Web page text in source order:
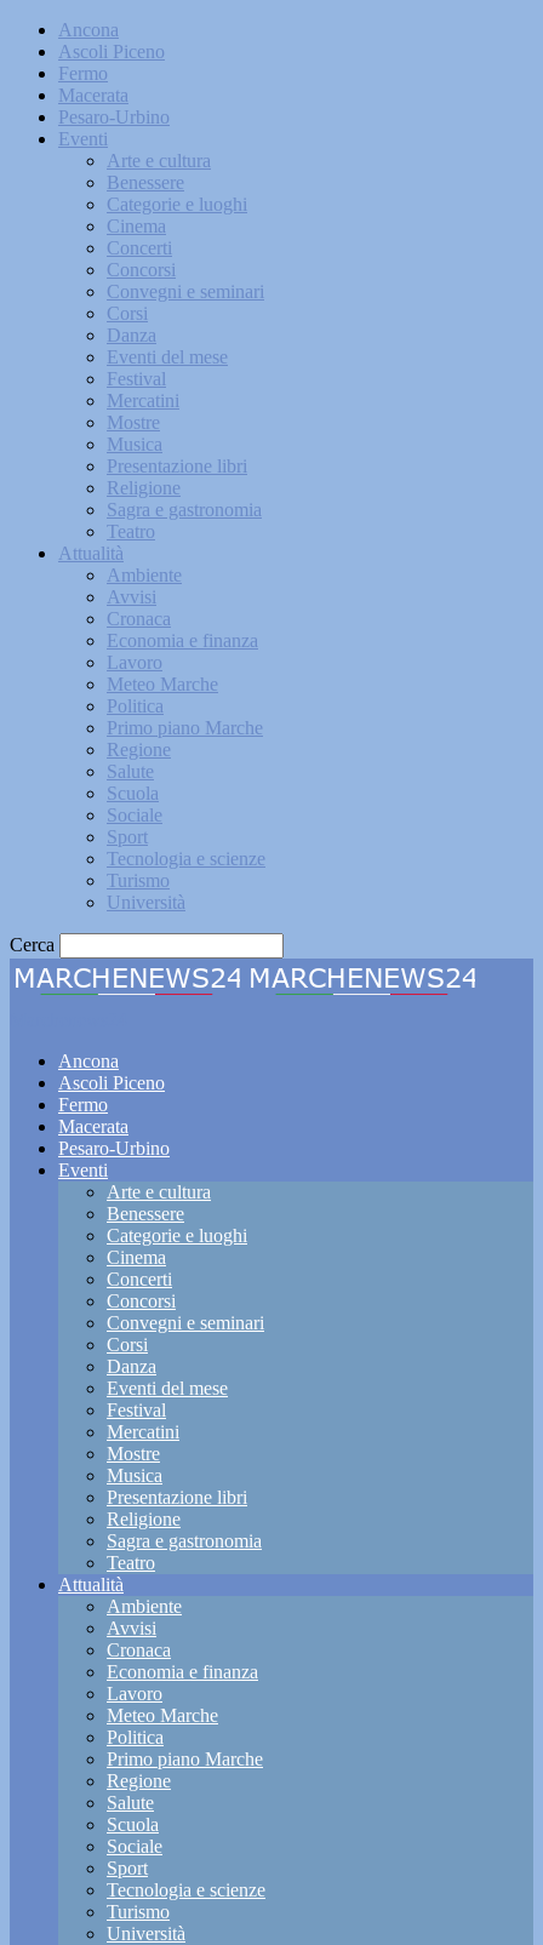
Ancona
Ascoli Piceno
Fermo
Macerata
Pesaro-Urbino
Eventi
Arte e cultura
Benessere
Categorie e luoghi
Cinema
Concerti
Concorsi
Convegni e seminari
Corsi
Danza
Eventi del mese
Festival
Mercatini
Mostre
Musica
Presentazione libri
Religione
Sagra e gastronomia
Teatro
Attualità
Ambiente
Avvisi
Cronaca
Economia e finanza
Lavoro
Meteo Marche
Politica
Primo piano Marche
Regione
Salute
Scuola
Sociale
Sport
Tecnologia e scienze
Turismo
Università
Cerca
Ancona
Ascoli Piceno
Fermo
Macerata
Pesaro-Urbino
Eventi
Arte e cultura
Benessere
Categorie e luoghi
Cinema
Concerti
Concorsi
Convegni e seminari
Corsi
Danza
Eventi del mese
Festival
Mercatini
Mostre
Musica
Presentazione libri
Religione
Sagra e gastronomia
Teatro
Attualità
Ambiente
Avvisi
Cronaca
Economia e finanza
Lavoro
Meteo Marche
Politica
Primo piano Marche
Regione
Salute
Scuola
Sociale
Sport
Tecnologia e scienze
Turismo
Università